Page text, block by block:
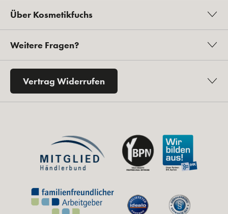
Über Kosmetikfuchs
Weitere Fragen?
Vertrag Widerrufen